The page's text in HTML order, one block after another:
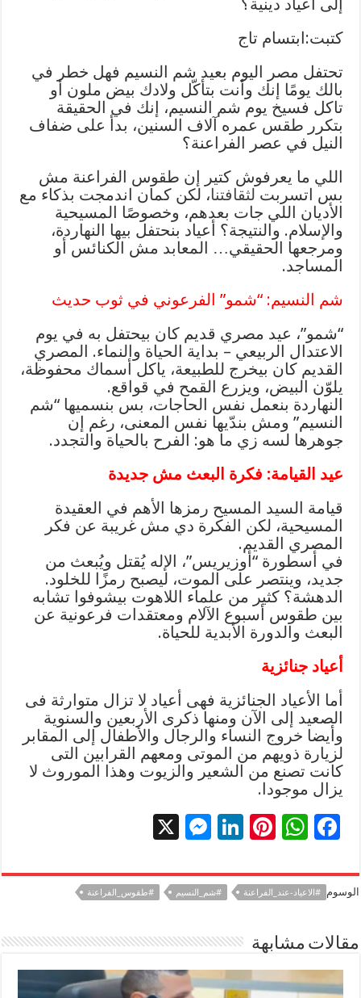
إلى أعياد دينية؟
كتبت:ابتسام تاج
تحتفل مصر اليوم بعيد شم النسيم فهل خطر في
بالك يومًا إنك وأنت بتأكّل ولادك بيض ملون أو
تاكل فسيخ يوم شم النسيم، إنك في الحقيقة
بتكرر طقس عمره آلاف السنين، بدأ على ضفاف
النيل في عصر الفراعنة؟
اللي ما يعرفوش كتير إن طقوس الفراعنة مش
بس اتسربت لثقافتنا، لكن كمان اندمجت بذكاء مع
الأديان اللي جات بعدهم، وخصوصًا المسيحية
والإسلام. والنتيجة؟ أعياد بنحتفل بيها النهاردة،
ومرجعها الحقيقي… المعابد مش الكنائس أو
المساجد.
شم النسيم: “شمو” الفرعوني في ثوب حديث
“شمو”، عيد مصري قديم كان بيحتفل به في يوم
الاعتدال الربيعي – بداية الحياة والنماء. المصري
القديم كان بيخرج للطبيعة، ياكل أسماك محفوظة،
يلوّن البيض، ويزرع القمح في قواقع.
النهاردة بنعمل نفس الحاجات، بس بنسميها “شم
النسيم” ومش بندّيها نفس المعنى، رغم إن
جوهرها لسه زي ما هو: الفرح بالحياة والتجدد.
عيد القيامة: فكرة البعث مش جديدة
قيامة السيد المسيح رمزها الأهم في العقيدة
المسيحية، لكن الفكرة دي مش غريبة عن فكر
المصري القديم.
في أسطورة “أوزيريس”، الإله يُقتل ويُبعث من
جديد، وينتصر على الموت، ليصبح رمزًا للخلود.
الدهشة؟ كثير من علماء اللاهوت بيشوفوا تشابه
بين طقوس أسبوع الآلام ومعتقدات فرعونية عن
البعث والدورة الأبدية للحياة.
أعياد جنائزية
أما الأعياد الجنائزية فهى أعياد لا تزال متوارثة فى
الصعيد إلى الآن ومنها ذكرى الأربعين والسنوية
وأيضا خروج النساء والرجال والأطفال إلى المقابر
لزيارة ذويهم من الموتى ومعهم القرابين التى
كانت تصنع من الشعير والزيوت وهذا الموروث لا
يزال موجودا.
F
e
b
o
k
W
at
sA
p
p
Pi
er
es
t
Li
k
e
dI
n
M
se
n
g
er
الوسوم #الاعياد-عند_الفراعنة #شم_النسيم #طقوس_الفراعنة
مقالات مشابهة